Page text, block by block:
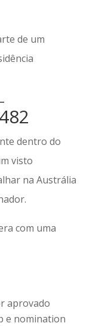
de um
dentro do
visto
na Austrália
com uma
aprovado
e nomination